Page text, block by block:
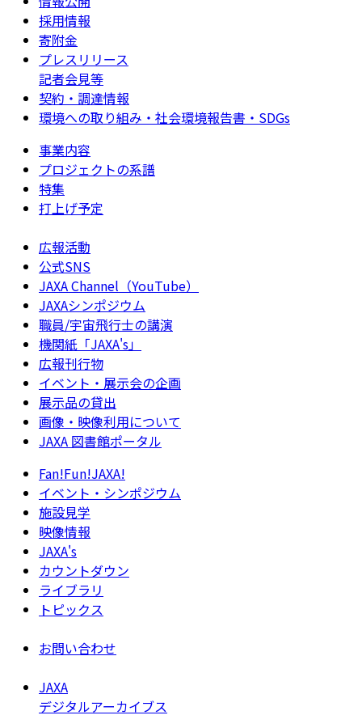
採用情報
寄附金
プレスリリース
記者会見等
契約・調達情報
環境への取り組み・社会環境報告書・SDGs
事業内容
プロジェクトの系譜
特集
打上げ予定
広報活動
公式SNS
JAXA Channel（YouTube）
JAXAシンポジウム
職員/宇宙飛行士の講演
機関紙「JAXA's」
広報刊行物
イベント・展示会の企画
展示品の貸出
画像・映像利用について
JAXA 図書館ポータル
Fan!Fun!JAXA!
イベント・シンポジウム
施設見学
映像情報
JAXA's
カウントダウン
ライブラリ
トピックス
お問い合わせ
JAXA
デジタルアーカイブス